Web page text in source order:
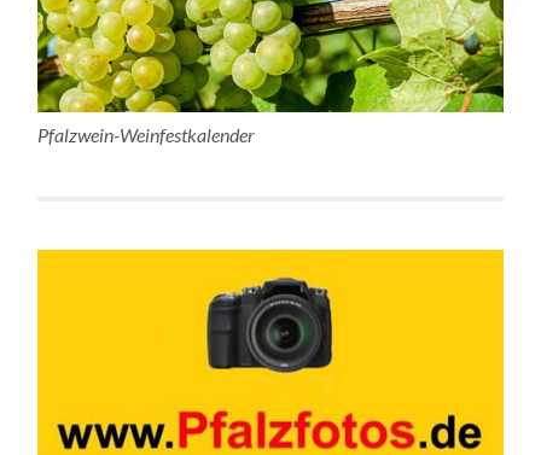
Pfalzwein-Weinfestkalender